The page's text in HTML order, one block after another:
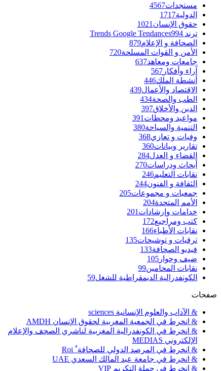
مستجدات4567
الدولية1717
حقوق الإنسان 1021
ترند Trends Google Tendances 994
الصحافة و الإعلام879
الأمن و القوات المسلحة720
جامعات ومعاهد637
آراء وأفكار 567
أنشطة الملك446
الاقتصاد والأعمال439
الطب والصحة434
الدين والأخلاق397
مواعيد ومحطات 391
التنمية والسياحة380
وفيات و تعازي368
تقارير وبيانات360
القضاء و العدل284
أبحاث ودراسات270
نقابات التعليم246
الثقافة و الفنون244
جمعيات و مجموعات205
الأمم المتحدة204
خدامات وإرشادات 201
كتب ومراجيع172
نقابات الأطباء166
ترقيات و توشيحات135
فيديو الصحافة133
ضيف وحوار 105
نقابات المحامين99
الكونفدرالية الديمقراطية للشغل59
صفحات
& الآداب والعلوم الإنسانية sciences
& انخرط في الجمعية المغربية لحقوق الإنسان AMDH
& انخرط في الكونفدرالية المغربية لناشري الصحف والإعلام
الإلكتروني MEDIAS
& انخرط في المرصد الدولي للصحافة ٌ Roi
& انخرط في جامعة عبد المالك السعدي UAE
& انخرط في حملة التكريم VIP